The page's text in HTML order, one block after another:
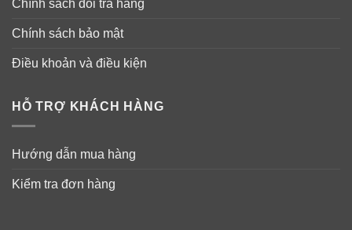
Aqua, Sodium Laureth Sulfate, Cocamidopropyl
Betaine, Glycerin, Carbomer, Citric Acid, Cocamide
Dimethiconol, Disodium EDTA, Gluconolactone, Glycol
Mica, Parfum, PEG-45M, Phenoxyethanol, PPG-9,
Silica, Sodium Benzoate, Sodium Chloride, Sodium
Styrene/Acrylates Copolymer, TEA-
Dodecylbenzenesulfonate, TEA-Sulfate, Trehalose,
Chính sách đổi trả hàng
Chính sách bảo mật
Điều khoản và điều kiện
HỖ TRỢ KHÁCH HÀNG
Hướng dẫn mua hàng
Kiểm tra đơn hàng